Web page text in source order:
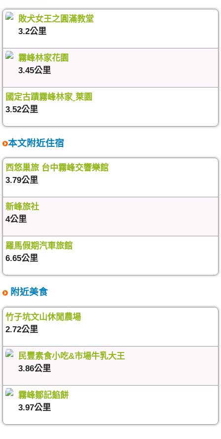
敗犬女王之圓滿教堂
3.2公里
霧峰林家花園
3.45公里
國定古蹟霧峰林家ˍ萊園
3.52公里
本文附近住宿
西悠巢旅 台中霧峰交響樂館
3.79公里
新峰旅社
4公里
羅馬假期汽車旅館
6.65公里
附近美食
竹子坑文山休閒農場
2.72公里
民豐素食小吃&市場牛乳大王
3.86公里
霧峰鄒記餡餅
3.97公里